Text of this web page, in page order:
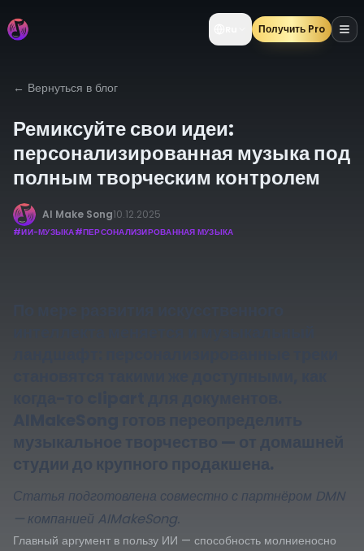
Получить Pro
← Вернуться в блог
Ремиксуйте свои идеи:
персонализированная музыка под
полным творческим контролем
AI Make Song10.12.2025
#ИИ-МУЗЫКА#ПЕРСОНАЛИЗИРОВАННАЯ МУЗЫКА
музыкальное творчество — от домашней
студии до крупного продакшена.
Статья подготовлена совместно с партнёром DMN
— компанией AIMakeSong.
Главный аргумент в пользу ИИ — способность молниеносно